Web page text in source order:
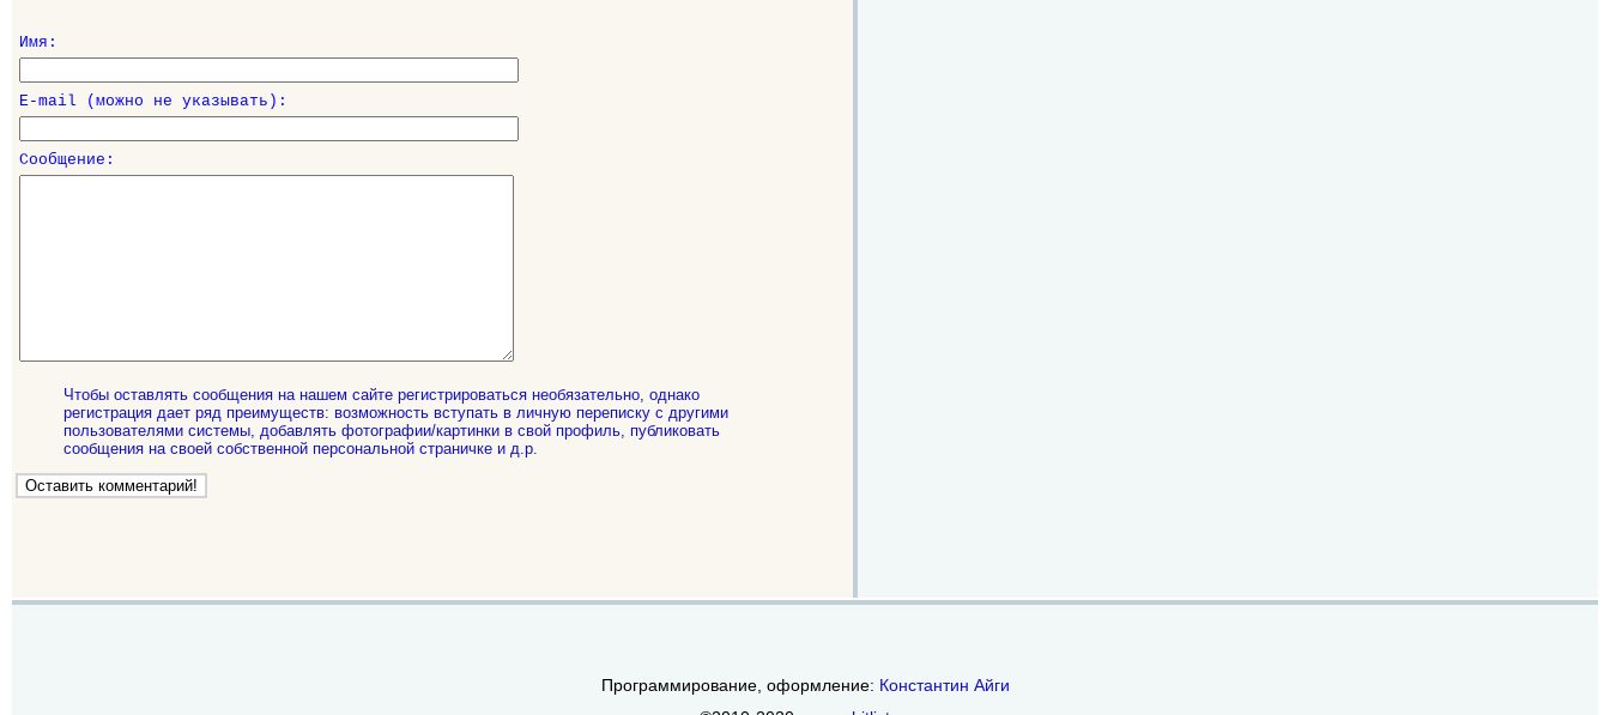
Имя:
E-mail (можно не указывать):
Сообщение:
Чтобы оставлять сообщения на нашем сайте регистрироваться необязательно, однако
регистрация дает ряд преимуществ: возможность вступать в личную переписку с другими
пользователями системы, добавлять фотографии/картинки в свой профиль, публиковать
сообщения на своей собственной персональной страничке и д.р.
Программирование, оформление: Константин Айги